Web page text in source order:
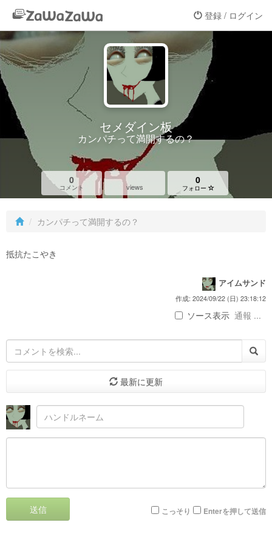
登録 / ログイン
セメダイン板
カンパチって満開するの？
0
コメント views
0
フォロー
カンパチって満開するの？
抵抗たこやき
アイムサンド
作成: 2024/09/22 (日) 23:18:12
ソース表示 通報 ...
最新に更新
送信 こっそり Enterを押して送信